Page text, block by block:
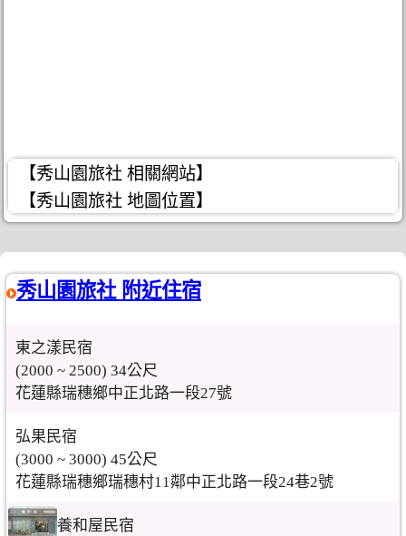
【秀山園旅社 相關網站】
【秀山園旅社 地圖位置】
秀山園旅社 附近住宿
東之漾民宿
(2000 ~ 2500) 34公尺
花蓮縣瑞穗鄉中正北路一段27號
弘果民宿
(3000 ~ 3000) 45公尺
花蓮縣瑞穗鄉瑞穗村11鄰中正北路一段24巷2號
養和屋民宿